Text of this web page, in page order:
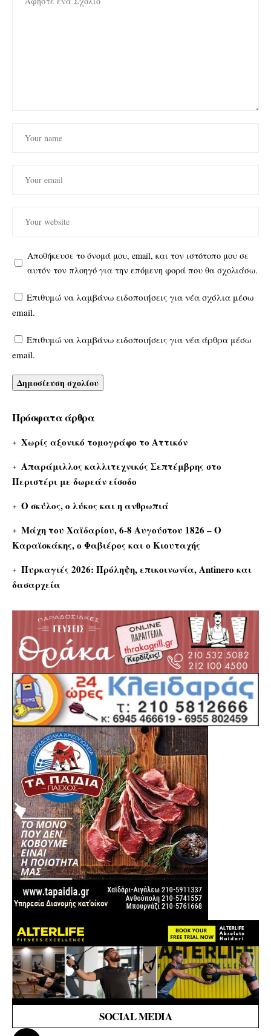
Αποθήκευσε το όνομά μου, email, και τον ιστότοπο μου σε
αυτόν τον πλοηγό για την επόμενη φορά που θα σχολιάσω.
Επιθυμώ να λαμβάνω ειδοποιήσεις για νέα σχόλια μέσω
email.
Επιθυμώ να λαμβάνω ειδοποιήσεις για νέα άρθρα μέσω
email.
Πρόσφατα άρθρα
Χωρίς αξονικό τομογράφο το Αττικόν
Απαράμιλλος καλλιτεχνικός Σεπτέμβρης στο
Περιστέρι με δωρεάν είσοδο
Ο σκύλος, ο λύκος και η ανθρωπιά
Μάχη του Χαϊδαρίου, 6-8 Αυγούστου 1826 – Ο
Καραϊσκάκης, ο Φαβιέρος και ο Κιουταχής
Πυρκαγιές 2026: Πρόληψη, επικοινωνία, Antinero και
δασαρχεία
SOCIAL MEDIA